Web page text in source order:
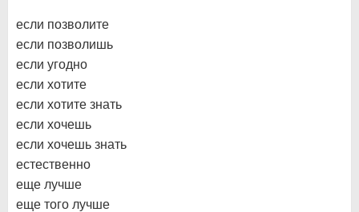
если позволите
если позволишь
если угодно
если хотите
если хотите знать
если хочешь
если хочешь знать
естественно
еще лучше
еще того лучше